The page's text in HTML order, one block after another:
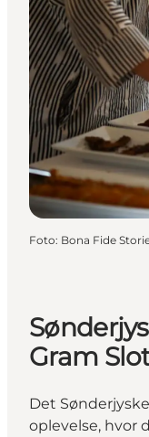
Foto: Bona Fide
Gram
Det
oplevelse, hvor